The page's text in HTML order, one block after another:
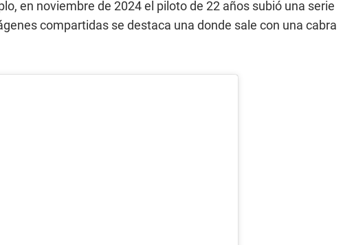
en noviembre de 2024 el piloto de 22 años subió una serie
compartidas se destaca una donde sale con una cabra